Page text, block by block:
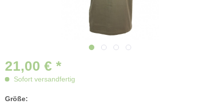
21,00 € *
Sofort versandfertig
Größe: